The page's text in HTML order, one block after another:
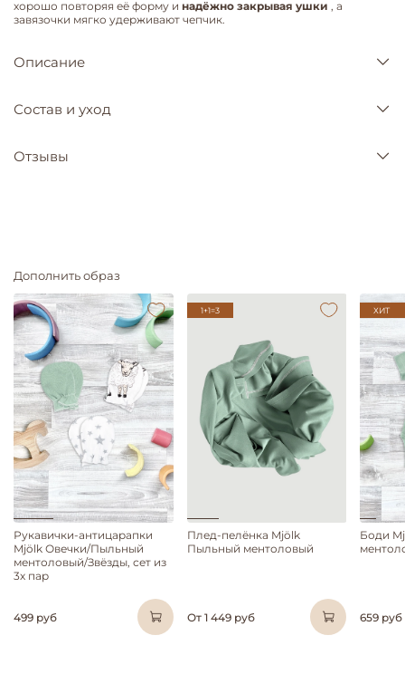
хорошо повторяя её форму и надёжно закрывая ушки , а
завязочки мягко удерживают чепчик.
Описание
Состав и уход
Отзывы
Дополнить образ
Рукавички-антицарапки
Mjölk Овечки/Пыльный
ментоловый/Звёзды, сет из
3х пар
499 руб
1+1=3
Плед-пелёнка Mjölk
Пыльный ментоловый
От 1 449 руб
ХИТ
Боди
659 руб